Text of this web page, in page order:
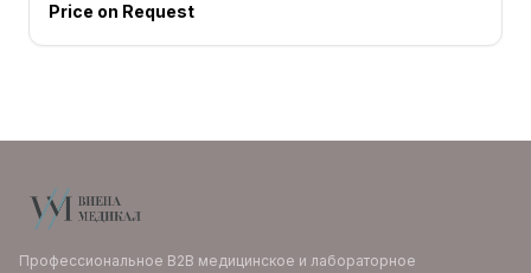
Price on Request
Профессиональное B2B медицинское и лабораторное